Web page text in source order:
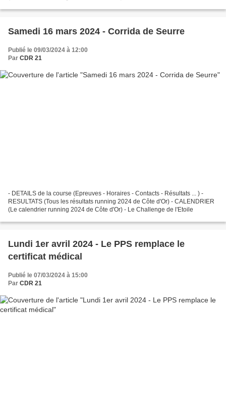
Samedi 16 mars 2024 - Corrida de Seurre
Publié le 09/03/2024 à 12:00
Par CDR 21
- DETAILS de la course (Epreuves - Horaires - Contacts - Résultats ... ) -
RESULTATS (Tous les résultats running 2024 de Côte d'Or) - CALENDRIER
(Le calendrier running 2024 de Côte d'Or) - Le Challenge de l'Etoile
Lundi 1er avril 2024 - Le PPS remplace le
certificat médical
Publié le 07/03/2024 à 15:00
Par CDR 21